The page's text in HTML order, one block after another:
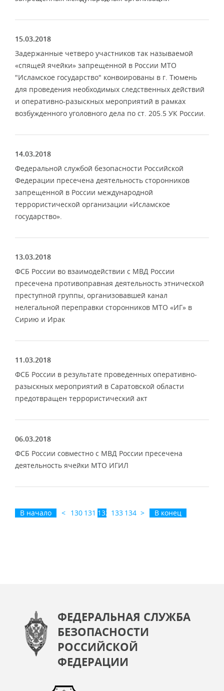
15.03.2018
Задержанные четверо участников так называемой
«спящей ячейки» запрещенной в России МТО
"Исламское государство" конвоированы в г. Тюмень
для проведения необходимых следственных действий
и оперативно-разыскных мероприятий в рамках
возбужденного уголовного дела по ст. 205.5 УК России.
14.03.2018
Федеральной службой безопасности Российской
Федерации пресечена деятельность сторонников
запрещенной в России международной
террористической организации «Исламское
государство».
13.03.2018
ФСБ России во взаимодействии с МВД России
пресечена противоправная деятельность этнической
преступной группы, организовавшей канал
нелегальной переправки сторонников МТО «ИГ» в
Сирию и Ирак
11.03.2018
ФСБ России в результате проведенных оперативно-
разыскных мероприятий в Саратовской области
предотвращен террористический акт
06.03.2018
ФСБ России совместно с МВД России пресечена
деятельность ячейки МТО ИГИЛ
В начало < 130 131 132 133 134 > В конец
ФЕДЕРАЛЬНАЯ СЛУЖБА
БЕЗОПАСНОСТИ
РОССИЙСКОЙ
ФЕДЕРАЦИИ